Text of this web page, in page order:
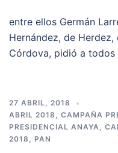
entre ellos Germán
Hernández, de
Córdova, pidió a
27 ABRIL, 2018
ABRIL 2018 , CAMPAÑA
PRESIDENCIAL ANAYA,
2018 , PAN